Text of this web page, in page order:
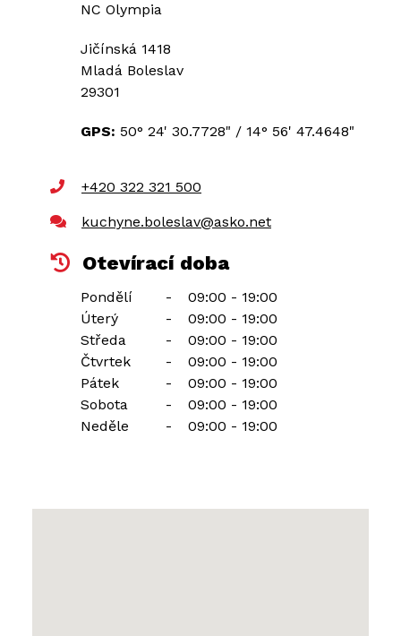
NC Olympia
Jičínská 1418
Mladá Boleslav
29301
GPS: 50° 24' 30.7728" / 14° 56' 47.4648"
+420 322 321 500
kuchyne.boleslav@asko.net
Otevírací doba
Pondělí -
09:00 - 19:00
Úterý
-
09:00 - 19:00
Středa
-
09:00 - 19:00
Čtvrtek
-
09:00 - 19:00
Pátek
-
09:00 - 19:00
Sobota
-
09:00 - 19:00
Neděle
- 09:00 - 19:00